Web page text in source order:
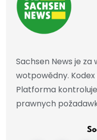
Sachsen News je
wotpowědny.
Platforma
prawnych